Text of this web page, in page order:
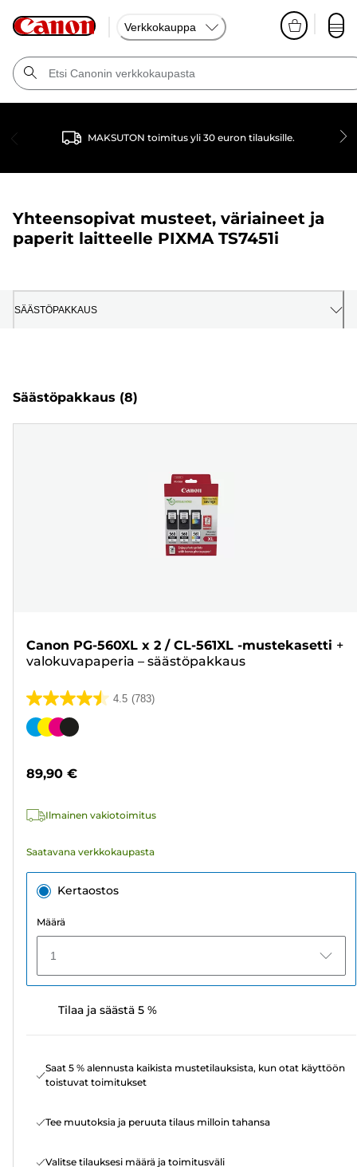
Verkkokauppa
MAKSUTON toimitus yli 30 euron tilauksille.
Yhteensopivat musteet, väriaineet ja
paperit laitteelle PIXMA TS7451i
SÄÄSTÖPAKKAUS
Säästöpakkaus (8)
Canon PG-560XL x 2 / CL-561XL -mustekasetti +
valokuvapaperia – säästöpakkaus
4.5 (783)
4.5/5
tähteä.
Värikasetti
89,90 €
Ilmainen vakiotoimitus
Saatavana verkkokaupasta
Kertaostos
Määrä
1
Tilaa ja säästä 5 %
Saat 5 % alennusta kaikista mustetilauksista, kun otat käyttöön
toistuvat toimitukset
Tee muutoksia ja peruuta tilaus milloin tahansa
Valitse tilauksesi määrä ja toimitusväli